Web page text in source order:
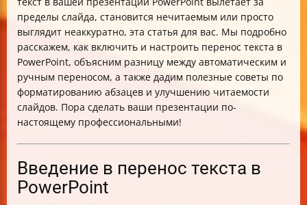
пределы слайда, становится нечитаемым или просто
выглядит неаккуратно, эта статья для вас. Мы подробно
расскажем, как включить и настроить перенос текста в
PowerPoint, объясним разницу между автоматическим и
ручным переносом, а также дадим полезные советы по
форматированию абзацев и улучшению читаемости
слайдов. Пора сделать ваши презентации по-
настоящему профессиональными!
Введение в перенос текста в
PowerPoint